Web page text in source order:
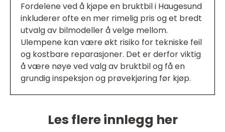
Fordelene ved å kjøpe en bruktbil i Haugesund
inkluderer ofte en mer rimelig pris og et bredt
utvalg av bilmodeller å velge mellom.
Ulempene kan være økt risiko for tekniske feil
og kostbare reparasjoner. Det er derfor viktig
å være nøye ved valg av bruktbil og få en
grundig inspeksjon og prøvekjøring før kjøp.
Les flere innlegg her